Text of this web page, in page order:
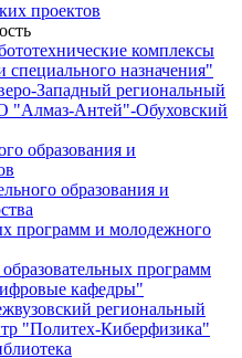
проектов
комплексы
специального назначения"
Западный региональный
"Алмаз-Антей"-Обуховский
образования и
образования и
программ и молодежного
программ
кафедры"
региональный
"Политех-Киберфизика"